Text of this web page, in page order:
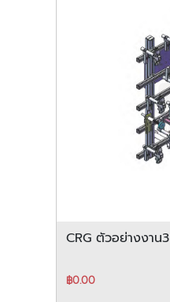
CRG ตัวอย่างงาน3
฿0.00